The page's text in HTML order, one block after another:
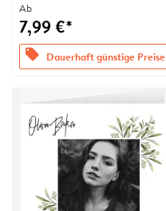
Ab
7,99 €*
offers Dauerhaft günstige Preise